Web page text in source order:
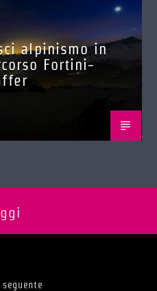
alpinismo in
Fortini-